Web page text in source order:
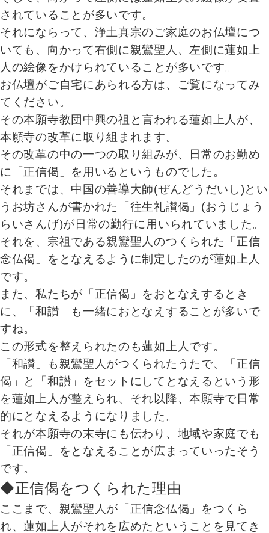
されていることが多いです。
それにならって、浄土真宗のご家庭のお仏壇につ
いても、向かって右側に親鸞聖人、左側に蓮如上
人の絵像をかけられていることが多いです。
お仏壇がご自宅にあられる方は、ご覧になってみ
てください。
その本願寺教団中興の祖と言われる蓮如上人が、
本願寺の改革に取り組まれます。
その改革の中の一つの取り組みが、日常のお勤め
に「正信偈」を用いるというものでした。
それまでは、中国の善導大師(ぜんどうだいし)とい
うお坊さんが書かれた「往生礼讃偈」(おうじょう
らいさんげ)が日常の勤行に用いられていました。
それを、宗祖である親鸞聖人のつくられた「正信
念仏偈」をとなえるように制定したのが蓮如上人
です。
また、私たちが「正信偈」をおとなえするとき
に、「和讃」も一緒におとなえすることが多いで
すね。
この形式を整えられたのも蓮如上人です。
「和讃」も親鸞聖人がつくられたうたで、「正信
偈」と「和讃」をセットにしてとなえるという形
を蓮如上人が整えられ、それ以降、本願寺で日常
的にとなえるようになりました。
それが本願寺の末寺にも伝わり、地域や家庭でも
「正信偈」をとなえることが広まっていったそう
です。
◆正信偈をつくられた理由
ここまで、親鸞聖人が「正信念仏偈」をつくら
れ、蓮如上人がそれを広めたということを見てき